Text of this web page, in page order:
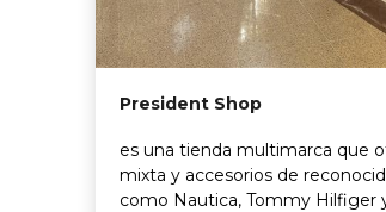
President Shop
es una tienda multimarca que
mixta y accesorios de
como Nautica, Tommy Hilfiger